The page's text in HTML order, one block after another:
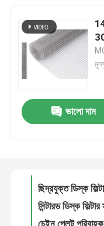
বাড়ি
আমাদের সম্বন্ধে
গুণমান নিয়ন্ত্রণ
ভালো দাম
চেইন প্লেট পরিবাহক